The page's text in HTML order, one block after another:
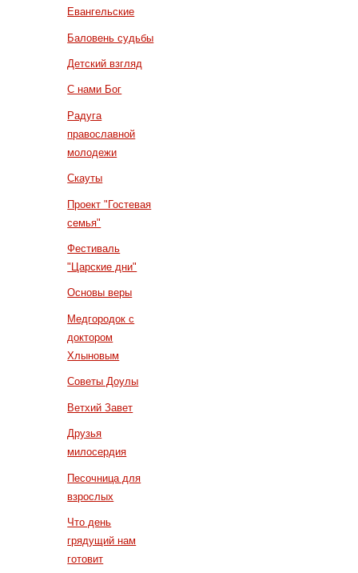
Евангельские
Баловень судьбы
Детский взгляд
С нами Бог
Радуга
православной
молодежи
Скауты
Проект "Гостевая
семья"
Фестиваль
"Царские дни"
Основы веры
Медгородок с
доктором
Хлыновым
Советы Доулы
Ветхий Завет
Друзья
милосердия
Песочница для
взрослых
Что день
грядущий нам
готовит